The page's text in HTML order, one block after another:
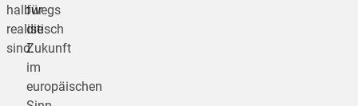
halbwegs
realistisch
sind.
für
die
Zukunft
im
europäischen